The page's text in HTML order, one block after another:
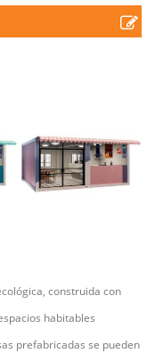
construida con
habitables
prefabricadas se pueden